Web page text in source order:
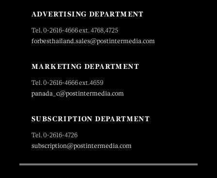
ADVERTISING DEPARTMENT
Tel. 0-2616-4666 ext. 4768,4725
forbesthailand.sales@postintermedia.com
MARKETING DEPARTMENT
Tel. 0-2616-4666 ext.4659
panada_c@postintermedia.com
SUBSCRIPTION DEPARTMENT
Tel. 0-2616-4726
subscription@postintermedia.com